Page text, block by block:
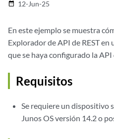
date_range 12-Jun-25
En este ejemplo se muestra
Explorador de API de REST
que se haya configurado la API
Requisitos
Se requiere un dispositivo
Junos OS versión 14.2 o